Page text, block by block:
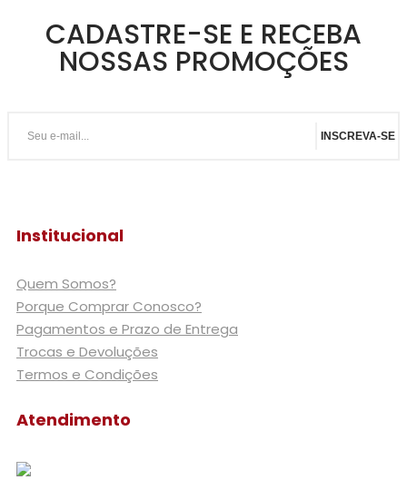
CADASTRE-SE E RECEBA
NOSSAS PROMOÇÕES
INSCREVA-SE
Institucional
Quem Somos?
Porque Comprar Conosco?
Pagamentos e Prazo de Entrega
Trocas e Devoluções
Termos e Condições
Atendimento